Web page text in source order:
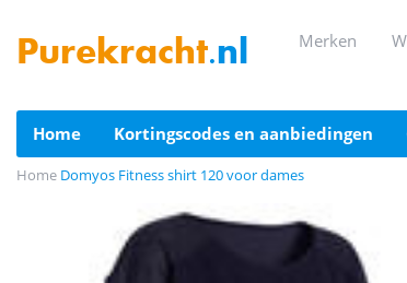
Purekracht.nl merken
home kortingscodes en aanbiedingen
Home Domyos Fitness shirt 120 voor dames